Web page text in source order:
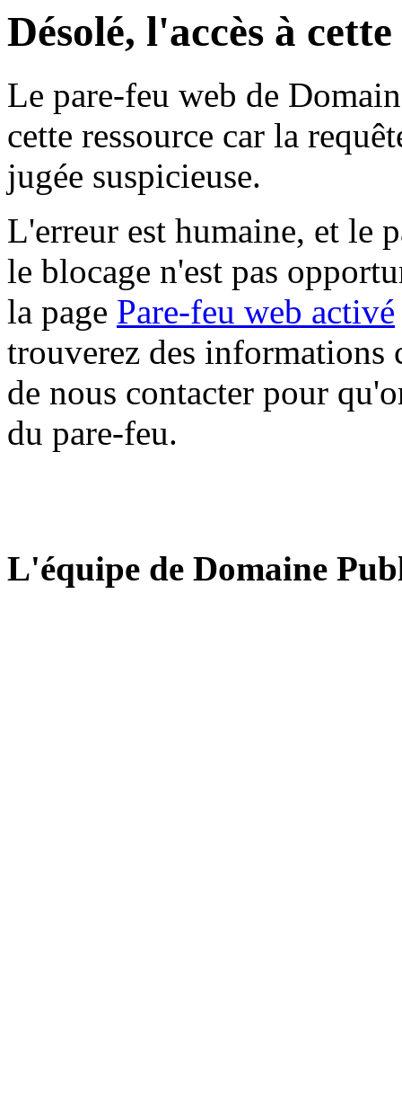
Désolé, l'accès à
Le pare-feu web de
cette ressource car la
jugée suspicieuse.
L'erreur est humaine, et le
le blocage n'est pas
la page Pare-feu web activé
trouverez des informations
de nous contacter pour
du pare-feu.
L'équipe de Domaine